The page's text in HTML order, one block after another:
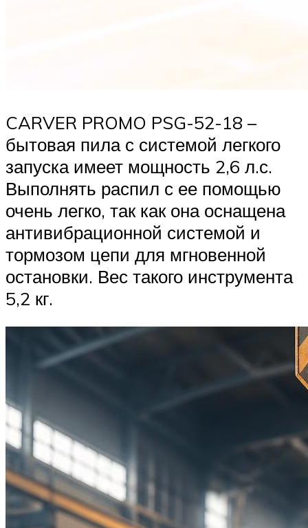
CARVER PROMO PSG-52-18 –
бытовая пила с системой легкого
запуска имеет мощность 2,6 л.с.
Выполнять распил с ее помощью
очень легко, так как она оснащена
антивибрационной системой и
тормозом цепи для мгновенной
остановки. Вес такого инструмента
5,2 кг.